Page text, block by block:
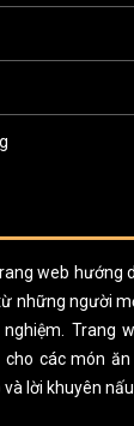
web hướng
những người
Trang
các món
lời khuyên